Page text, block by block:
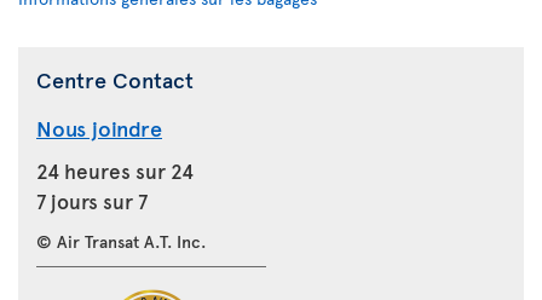
Centre Contact
Nous joindre
24 heures sur 24
7 jours sur 7
© Air Transat A.T. Inc.